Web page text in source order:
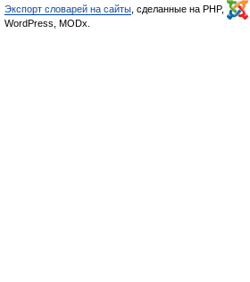
Экспорт словарей на сайты , сделанные на PHP,
WordPress, MODx.